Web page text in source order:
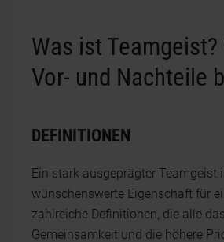
Was ist Teamgeist?
Vor- und Nachteile
DEFINITIONEN
Ein stark ausgeprägter Teamgeist
wünschenswerte Eigenschaft für
zahlreiche Definitionen, die alle
Gemeinsamkeit und die höhere